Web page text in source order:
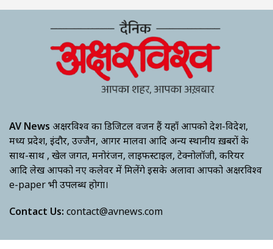
AV News अक्षरविश्व का डिजिटल वर्जन हैं यहाँ आपको देश-विदेश,
मध्य प्रदेश, इंदौर, उज्जैन, आगर मालवा आदि अन्य स्थानीय ख़बरों के
साथ-साथ , खेल जगत, मनोरंजन, लाइफस्टाइल, टेक्नोलॉजी, करियर
आदि लेख आपको नए कलेवर में मिलेंगे इसके अलावा आपको अक्षरविश्व
e-paper भी उपलब्ध होगा।
Contact Us: contact@avnews.com